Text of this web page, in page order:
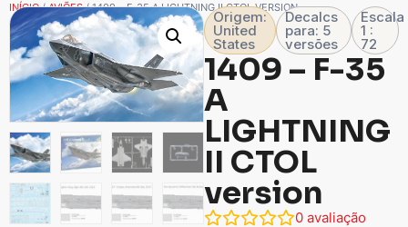
INÍCIO/AVIÕES/ 1409 – F-35 A LIGHTNING II CTOL VERSION
Origem:
United
States
Decalcs
para: 5
versões
Escala
1 :
72
1409 – F-35
A
LIGHTNING
II CTOL
version
0 avaliação